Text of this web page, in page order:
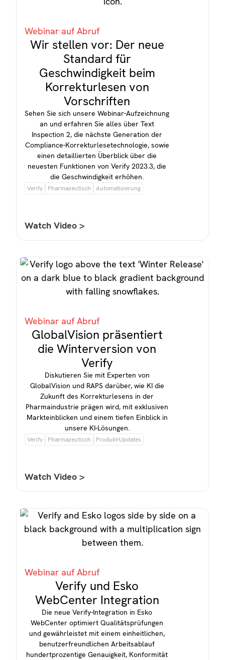
Webinar auf Abruf
Wir stellen vor: Der neue
Standard für
Geschwindigkeit beim
Korrekturlesen von
Vorschriften
Sehen Sie sich unsere Webinar-Aufzeichnung
an und erfahren Sie alles über Text
Inspection 2, die nächste Generation der
Compliance-Korrekturlesetechnologie, sowie
einen detaillierten Überblick über die
neuesten Funktionen von Verify 2023.3, die
die Geschwindigkeit erhöhen.
Verify Pharmazeutisch Automatisierung
Watch Video >
Webinar auf Abruf
GlobalVision präsentiert
die Winterversion von
Verify
Diskutieren Sie mit Experten von
GlobalVision und RAPS darüber, wie KI die
Zukunft des Korrekturlesens in der
Pharmaindustrie prägen wird, mit exklusiven
Markteinblicken und einem tiefen Einblick in
unsere KI-Lösungen.
Verify Pharmazeutisch Produkt-Updates
Watch Video >
Webinar auf Abruf
Verify und Esko
WebCenter Integration
Die neue Verify-Integration in Esko
WebCenter optimiert Qualitätsprüfungen
und gewährleistet mit einem einheitlichen,
benutzerfreundlichen Arbeitsablauf
hundertprozentige Genauigkeit, Konformität